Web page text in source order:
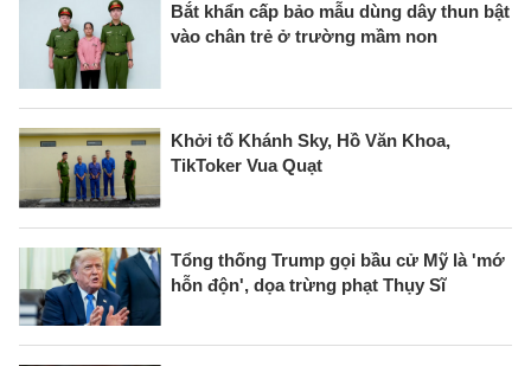
Bắt khẩn cấp bảo mẫu dùng dây thun bật
vào chân trẻ ở trường mầm non
Khởi tố Khánh Sky, Hồ Văn Khoa,
TikToker Vua Quạt
Tổng thống Trump gọi bầu cử Mỹ là 'mớ
hỗn độn', dọa trừng phạt Thụy Sĩ